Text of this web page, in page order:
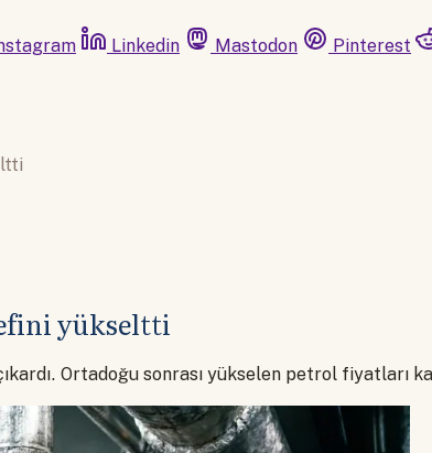
Linkedin Mastodon Pinterest
yükseltti
Ortadoğu sonrası yükselen petrol fiyatları